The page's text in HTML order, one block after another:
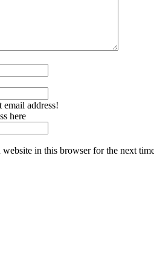
email address!
here
website in this browser for the next